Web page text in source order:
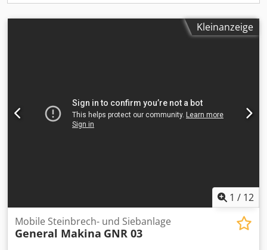
Kleinanzeige
1 / 12
Mobile Steinbrech- und Siebanlage
General Makina GNR 03